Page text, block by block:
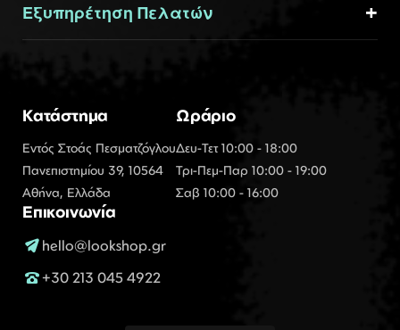
Εξυπηρέτηση Πελατών
Κατάστημα
Εντός Στοάς Πεσματζόγλου
Πανεπιστημίου 39, 10564
Αθήνα, Ελλάδα
Ωράριο
Δευ-Τετ 10:00 - 18:00
Τρι-Πεμ-Παρ 10:00 - 19:00
Σαβ 10:00 - 16:00
Επικοινωνία
hello@lookshop.gr
+30 213 045 4922